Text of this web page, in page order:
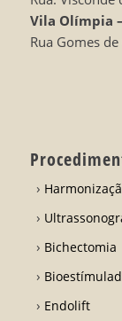
Vila Olímpia –
Rua Gomes
Bichectomia
Endolift